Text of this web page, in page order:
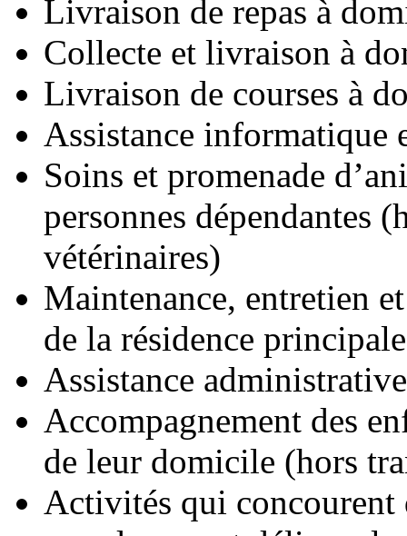
Livraison de repas à
Collecte et livraison à
Livraison de courses à
Assistance informatique
Soins et promenade
personnes dépendantes
vétérinaires)
Maintenance, entretien
de la résidence
Assistance
Accompagnement des
de leur domicile (hors
Activités qui concourent